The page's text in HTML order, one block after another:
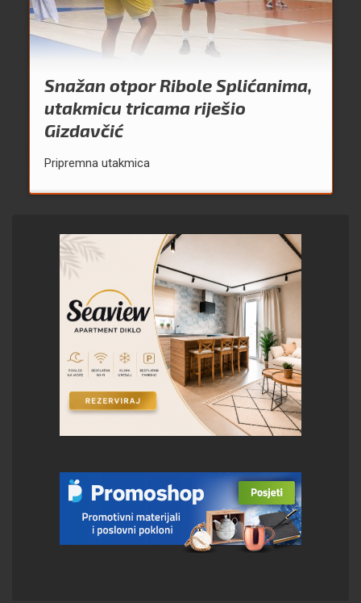
Snažan otpor Ribole Splićanima,
utakmicu tricama riješio
Gizdavčić
Pripremna utakmica